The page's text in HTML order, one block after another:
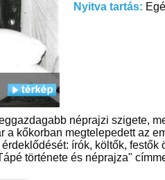
Nyitva tartás:
néprajzi szigete,
kőkorban megtelepedett az
írók, költők, festők
története és néprajza"